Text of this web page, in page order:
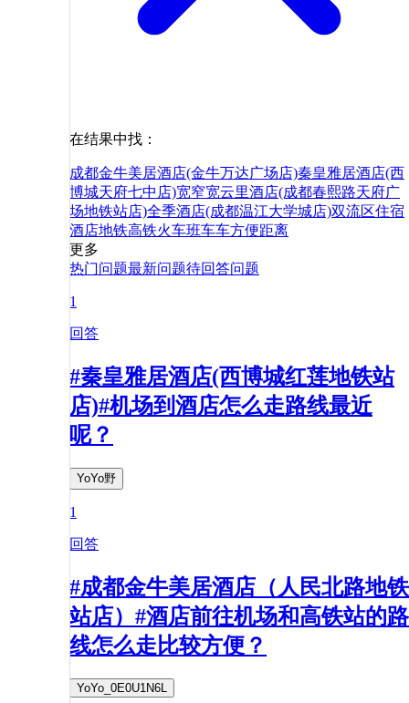
在结果中找：
成都金牛美居酒店(金牛万达广场店)秦皇雅居酒店(西
博城天府七中店)宽窄宽云里酒店(成都春熙路天府广
场地铁站店)全季酒店(成都温江大学城店)双流区住宿
酒店地铁高铁火车班车车方便距离
更多
热门问题最新问题待回答问题
1
回答
#秦皇雅居酒店(西博城红莲地铁站
店)#机场到酒店怎么走路线最近
呢？
YoYo野
1
回答
#成都金牛美居酒店（人民北路地铁
站店）#酒店前往机场和高铁站的路
线怎么走比较方便？
YoYo_0E0U1N6L